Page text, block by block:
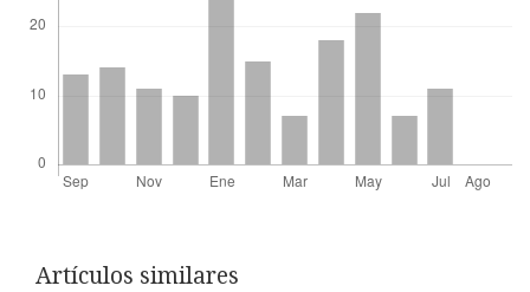
Artículos similares